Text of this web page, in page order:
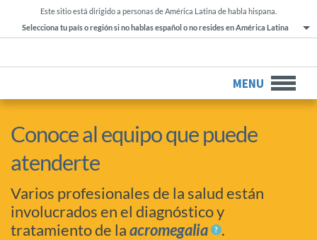
Este sitio está dirigido a personas de América Latina de habla hispana.
Selecciona tu país o región si no hablas español o no resides en América Latina
MENU
Conoce al equipo que puede
atenderte
Varios profesionales de la salud están
involucrados en el diagnóstico y
tratamiento de laacromegalia
.